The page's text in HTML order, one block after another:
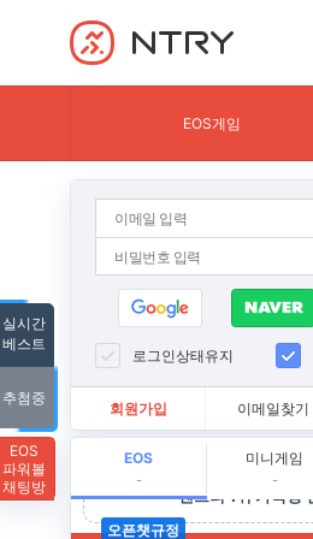
NTRY
EOS게임
로그인상태유지
회원가입 이메일찾기
EOS
-
미니게임
-
실시간
베스트
추첨중
EOS
파워볼
채팅방